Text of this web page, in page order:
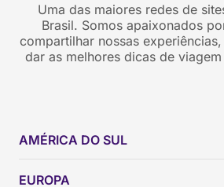
Uma das maiores redes de
Brasil. Somos apaixonados
compartilhar nossas
dar as melhores dicas de
AMÉRICA DO SUL
EUROPA